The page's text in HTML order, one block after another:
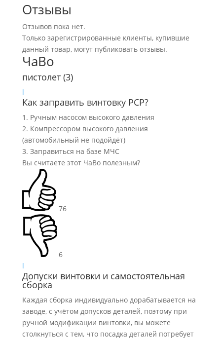
Отзывы
Отзывов пока нет.
Только зарегистрированные клиенты, купившие
данный товар, могут публиковать отзывы.
ЧаВо
пистолет (3)
l
Как заправить винтовку PCP?
1. Ручным насосом высокого давления
2. Компрессором высокого давления
(автомобильный не подойдёт)
3. Заправиться на базе МЧС
Вы считаете этот ЧаВо полезным?
76
6
l
Допуски винтовки и самостоятельная
сборка
Каждая сборка индивидуально дорабатывается на
заводе, с учётом допусков деталей, поэтому при
ручной модификации винтовки, вы можете
столкнуться с тем, что посадка деталей потребует